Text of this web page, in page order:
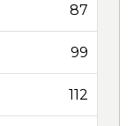
87
99
112